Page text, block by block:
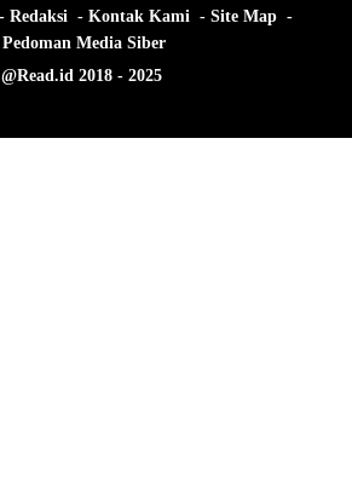
Redaksi Kontak Kami
Site Map
Pedoman Media Siber
@Read.id 2018 - 2025